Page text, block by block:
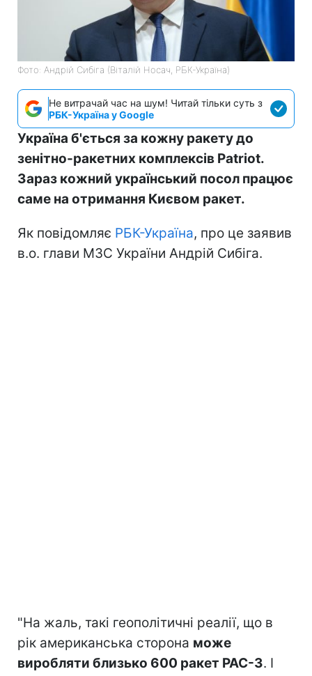
Фото: Андрій Сибіга (Віталій Носач, РБК-Україна)
Не витрачай час на шум! Читай тільки суть з
РБК-Україна у Google
Україна б'ється за кожну ракету до
зенітно-ракетних комплексів Patriot.
Зараз кожний український посол працює
саме на отримання Києвом ракет.
Як повідомляє РБК-Україна, про це заявив
в.о. глави МЗС України Андрій Сибіга.
"На жаль, такі геополітичні реалії, що в
рік американська сторона може
виробляти близько 600 ракет PAC-3. І